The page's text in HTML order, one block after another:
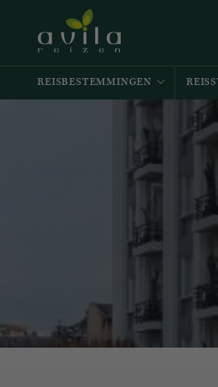
REISBESTEMMINGEN